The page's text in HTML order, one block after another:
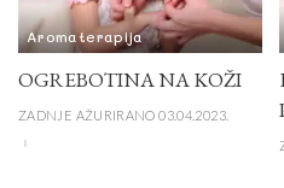
Aromaterapija
OGREBOTINA NA KOŽI
ZADNJE AŽURIRANO 03.04.2023.